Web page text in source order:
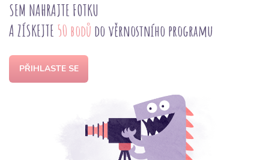
SEM NAHRAJTE FOTKU
A ZÍSKEJTE 50 bodů do věrnostního programu
PŘIHLASTE SE